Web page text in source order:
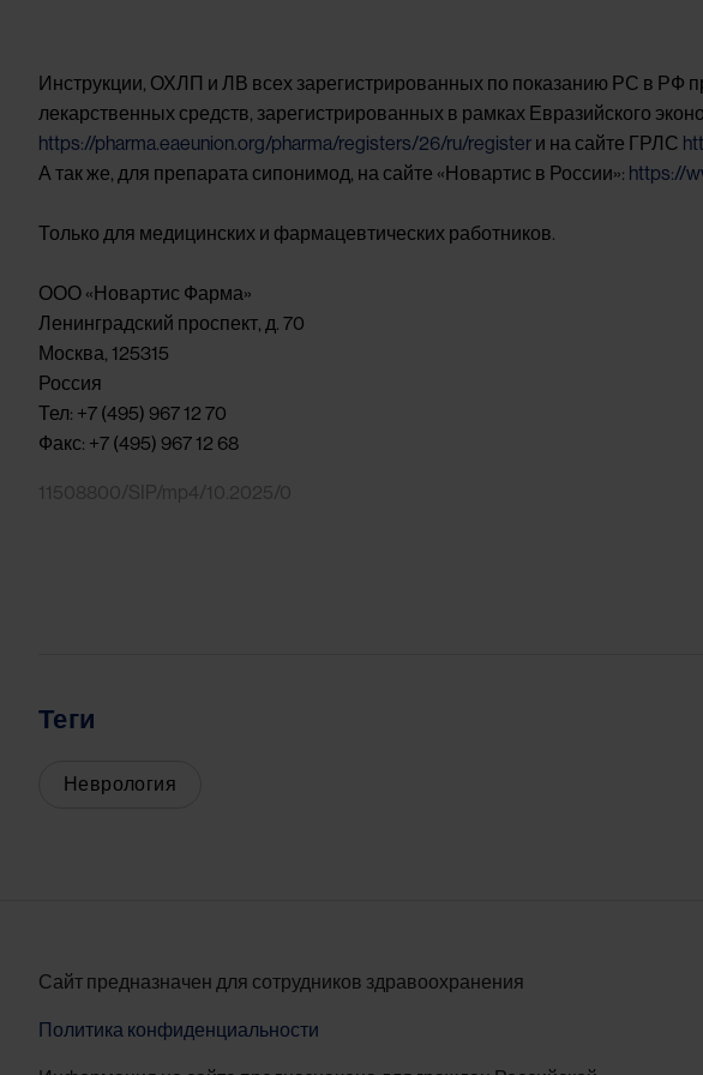
Инструкции, ОХЛП и ЛВ всех зарегистрированных по показанию РС в РФ
лекарственных средств, зарегистрированных в рамках Евразийского
https://pharma.eaeunion.org/pharma/registers/26/ru/register и на сайте ГРЛС
А так же, для препарата сипонимод, на сайте «Новартис в России»: https://
Только для медицинских и фармацевтических работников.
ООО «Новартис Фарма»
Ленинградский проспект, д. 70
Москва, 125315
Россия
Тел: +7 (495) 967 12 70
Факс: +7 (495) 967 12 68
11508800/SIP/mp4/10.2025/0
Теги
Неврология
Сайт предназначен для сотрудников здравоохранения
Политика конфиденциальности